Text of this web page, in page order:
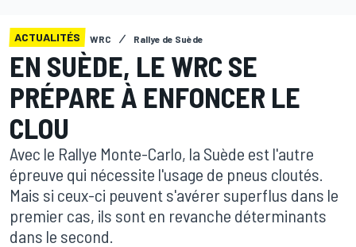
ACTUALITÉS WRC Rallye de Suède
EN SUÈDE, LE WRC SE
PRÉPARE À ENFONCER LE
CLOU
Avec le Rallye Monte-Carlo, la Suède est l'autre
épreuve qui nécessite l'usage de pneus cloutés.
Mais si ceux-ci peuvent s'avérer superflus dans le
premier cas, ils sont en revanche déterminants
dans le second.